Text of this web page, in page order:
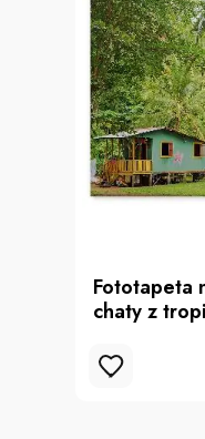
Fototapeta
chaty z